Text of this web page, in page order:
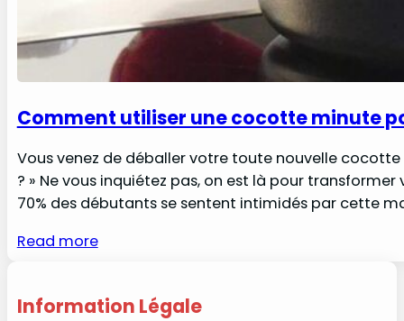
Comment utiliser une cocotte minute
Vous venez de déballer votre toute nouvelle
? » Ne vous inquiétez pas, on est là pour
70% des débutants se sentent intimidés par cette
Read more
Information Légale